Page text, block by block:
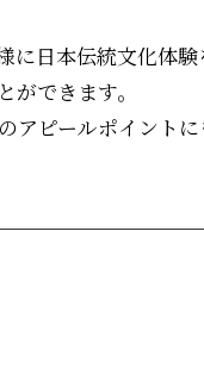
に日本伝統文化体
できます。
アピールポイント